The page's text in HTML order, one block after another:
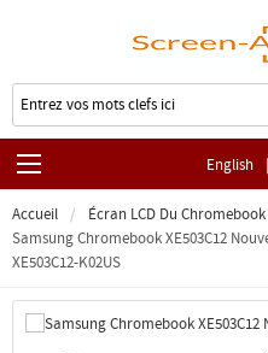
English |
Accueil
Écran LCD Du Chromebook
Samsung Chromebook XE503C12
XE503C12-K02US